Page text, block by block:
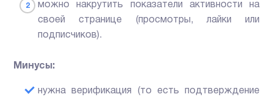
можно накрутить показатели активности на
своей странице (просмотры, лайки или
подписчиков).
Минусы:
нужна верификация (то есть подтверждение